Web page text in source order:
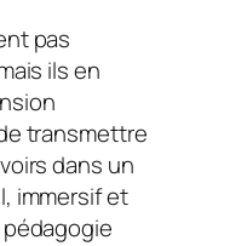
pas
ils en
transmettre
dans un
immersif et